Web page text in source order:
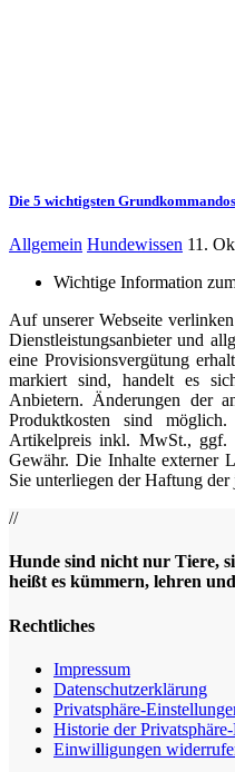
Die 5 wichtigsten
Allgemein Hundewissen 11.
Wichtige Information
Auf unserer Webseite
Dienstleistungsanbieter und
eine Provisionsvergütung
markiert sind, handelt es
Anbietern. Änderungen der
Produktkosten sind
Artikelpreis inkl. MwSt., ggf.
Gewähr. Die Inhalte externer
Sie unterliegen der Haftung
//
Hunde sind nicht nur Tiere,
heißt es kümmern, lehren
Rechtliches
Impressum
Datenschutz­erklärung
Privatsphäre-
Historie der
Einwilligungen